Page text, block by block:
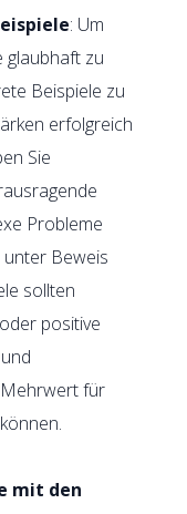
: Um
glaubhaft zu
Beispiele zu
erfolgreich
Sie
Probleme
Beweis
sollten
positive
für
mit den